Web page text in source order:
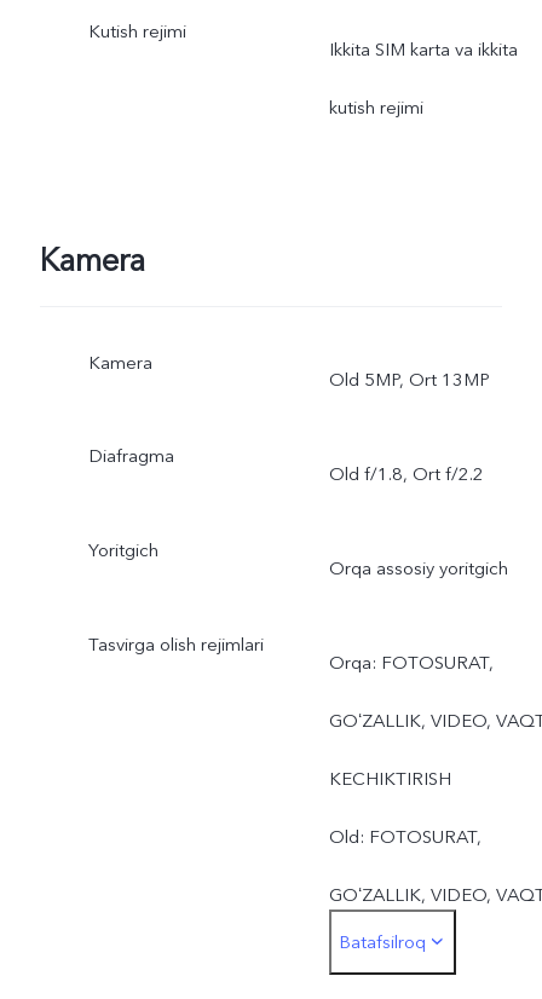
Kutish rejimi
Ikkita SIM karta va ikkita
kutish rejimi
Kamera
Kamera
Old 5MP, Ort 13MP
Diafragma
Old f/1.8, Ort f/2.2
Yoritgich
Orqa assosiy yoritgich
Tasvirga olish rejimlari
Orqa: FOTOSURAT,
GOʻZALLIK, VIDEO,
KECHIKTIRISH
Old: FOTOSURAT,
GOʻZALLIK, VIDEO,
KECHIKTIRISH
Batafsilroq